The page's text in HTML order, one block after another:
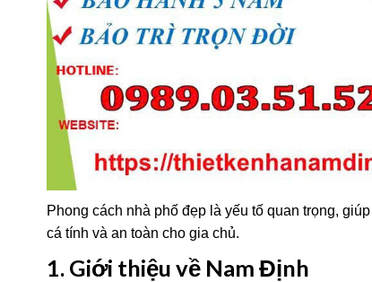
Phong cách nhà phố đẹp là yếu tố quan trọng,
cá tính và an toàn cho gia chủ.
1. Giới thiệu về Nam Định